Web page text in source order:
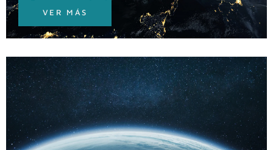
VER MÁS